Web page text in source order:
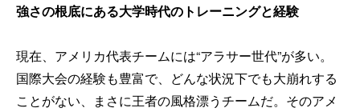
強さの根底にある大学時代のトレーニングと経験
現在、アメリカ代表チームには“アラサー世代”が多い。
国際大会の経験も豊富で、どんな状況下でも大崩れする
ことがない、まさに王者の風格漂うチームだ。そのアメ